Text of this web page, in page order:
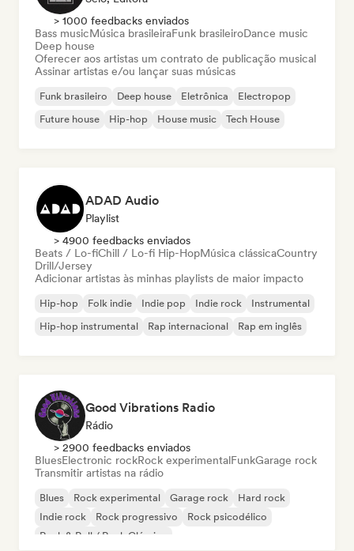
> 1000 feedbacks enviados
Bass musicMúsica brasileiraFunk brasileiroDance music
Deep house
Oferecer aos artistas um contrato de publicação musical
Assinar artistas e/ou lançar suas músicas
Funk brasileiro Deep house Eletrônica
Electropop
Future house
Hip-hop House music Tech House
ADAD Audio
Playlist
> 4900 feedbacks enviados
Beats / Lo-fiChill / Lo-fi Hip-HopMúsica clássicaCountry
Drill/Jersey
Adicionar artistas às minhas playlists de maior impacto
Hip-hop Folk indie Indie pop Indie rock
Instrumental
Hip-hop instrumental
Rap internacional Rap em inglês
Good Vibrations Radio
Rádio
> 2900 feedbacks enviados
BluesElectronic rockRock experimentalFunkGarage rock
Transmitir artistas na rádio
Blues Rock experimental Garage rock
Hard rock
Indie rock
Rock progressivo
Rock psicodélico
Rock & Roll / Rock Clássico